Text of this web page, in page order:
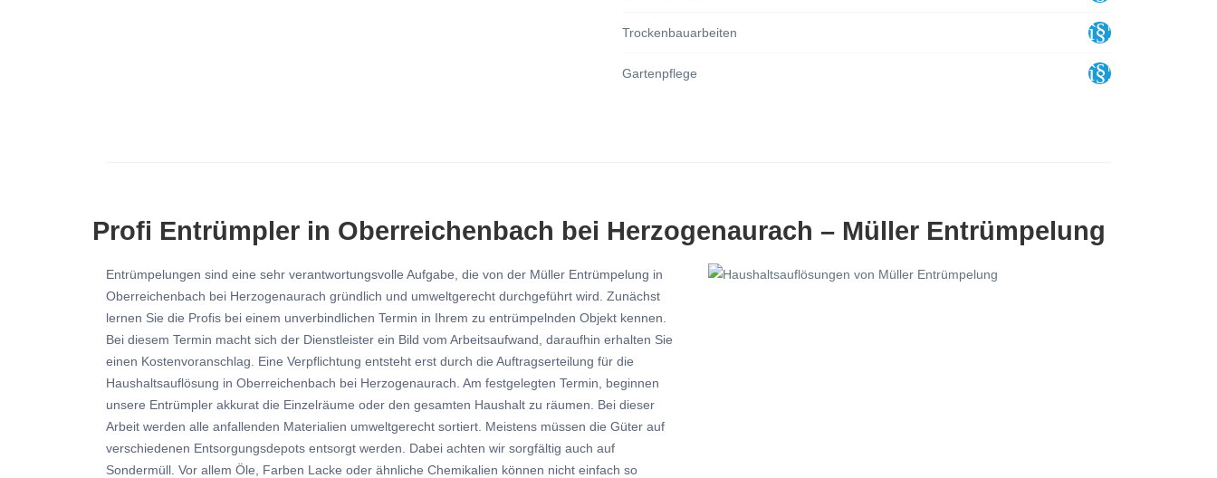
Trockenbauarbeiten
Gartenpflege
Profi Entrümpler in Oberreichenbach bei Herzogenaurach – Müller Entrümpelung
Entrümpelungen sind eine sehr verantwortungsvolle Aufgabe, die von der Müller Entrümpelung in
Oberreichenbach bei Herzogenaurach gründlich und umweltgerecht durchgeführt wird. Zunächst
lernen Sie die Profis bei einem unverbindlichen Termin in Ihrem zu entrümpelnden Objekt kennen.
Bei diesem Termin macht sich der Dienstleister ein Bild vom Arbeitsaufwand, daraufhin erhalten Sie
einen Kostenvoranschlag. Eine Verpflichtung entsteht erst durch die Auftragserteilung für die
Haushaltsauflösung in Oberreichenbach bei Herzogenaurach. Am festgelegten Termin, beginnen
unsere Entrümpler akkurat die Einzelräume oder den gesamten Haushalt zu räumen. Bei dieser
Arbeit werden alle anfallenden Materialien umweltgerecht sortiert. Meistens müssen die Güter auf
verschiedenen Entsorgungsdepots entsorgt werden. Dabei achten wir sorgfältig auch auf
Sondermüll. Vor allem Öle, Farben Lacke oder ähnliche Chemikalien können nicht einfach so